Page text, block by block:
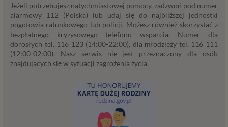
Jeżeli potrzebujesz natychmiastowej pomocy, zadzwoń pod numer
alarmowy 112 (Polska) lub udaj się do najbliższej jednostki
pogotowia ratunkowego lub policji. Możesz również skorzystać z
bezpłatnego kryzysowego telefonu wsparcia. Numer dla
dorosłych tel. 116 123 (14:00-22:00), dla młodzieży tel. 116 111
(12:00-02:00). Nasz serwis nie jest przeznaczony dla osób
znajdujących się w sytuacji zagrożenia życia.
możesz sprawdzić wchodząc na podstrone Kontakt.
Znajdziesz tam również informację o naszych Zaufanych
Partnerach, czyli firmach i innych podmiotów, z którymi
współpracujemy głównie w zakresie administracyjnym,
technologicznym koniecznym do prowadzenia serwisu i
marketingowym.
Przekazywanie danych
Twoje dane będą przetwarzać Psychology Consulting
właściciel serwisu Psychorada.pl i Zaufani Partnerzy.
Twoje dane mogą być również powierzone do